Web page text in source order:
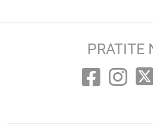
PRATITE